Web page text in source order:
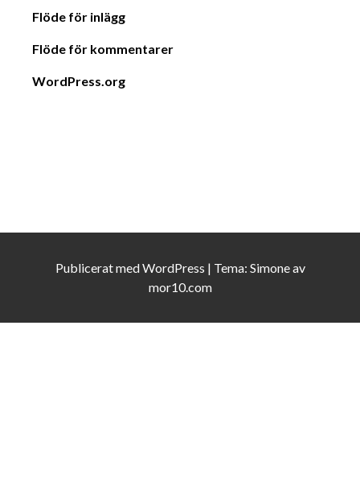
Flöde för inlägg
Flöde för kommentarer
WordPress.org
Publicerat medWordPress | Tema: Simoneav
mor10.com